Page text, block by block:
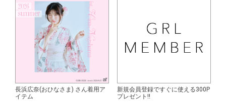
長浜広奈(おひなさま) さん着用ア
イテム
新規会員登録ですぐに使える300P
プレゼント!!